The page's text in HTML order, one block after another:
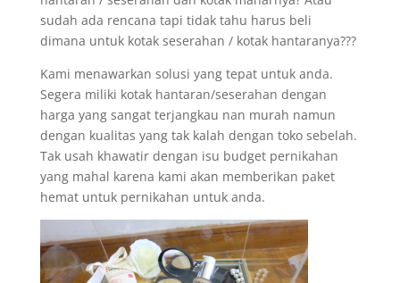
sudah ada rencana tapi tidak tahu harus beli
dimana untuk kotak seserahan / kotak hantaranya???
Kami menawarkan solusi yang tepat untuk anda.
Segera miliki kotak hantaran/seserahan dengan
harga yang sangat terjangkau nan murah namun
dengan kualitas yang tak kalah dengan toko sebelah.
Tak usah khawatir dengan isu budget pernikahan
yang mahal karena kami akan memberikan paket
hemat untuk pernikahan untuk anda.